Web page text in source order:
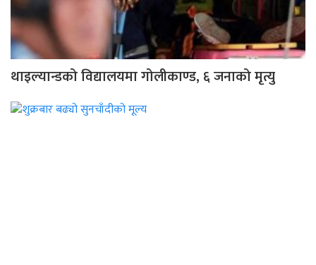
थाइल्यान्डको विद्यालयमा गोलीकाण्ड, ६ जनाको मृत्यु